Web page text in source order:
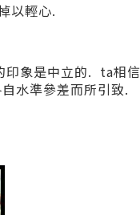
以輕心.
象是中立的. ta相信
水準參差而所引致.